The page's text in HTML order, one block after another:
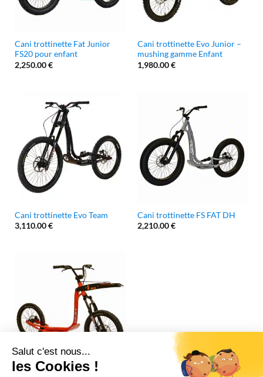
Cani trottinette Fat Junior
FS20 pour enfant
2,250.00€
Cani trottinette Evo Junior –
mushing gamme Enfant
1,980.00€
Cani trottinette Evo Team
3,110.00€
Cani trottinette FS FAT DH
2,210.00€